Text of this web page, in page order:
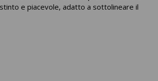
e piacevole, adatto a sottolineare il